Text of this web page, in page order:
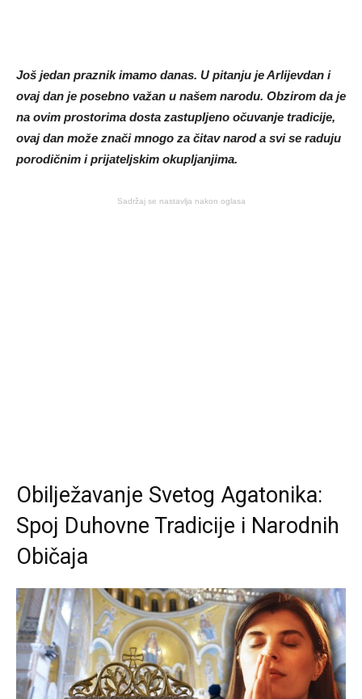
Još jedan praznik imamo danas. U pitanju je Arlijevdan i
ovaj dan je posebno važan u našem narodu. Obzirom da je
na ovim prostorima dosta zastupljeno očuvanje tradicije,
ovaj dan može znači mnogo za čitav narod a svi se raduju
porodičnim i prijateljskim okupljanjima.
Sadržaj se nastavlja nakon oglasa
Obilježavanje Svetog Agatonika:
Spoj Duhovne Tradicije i Narodnih
Običaja